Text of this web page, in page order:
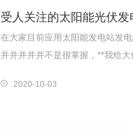
受人关注的太阳能光伏发
在大家目前应用太阳能发电站发电站发电量的许多 ，
2020-10-03